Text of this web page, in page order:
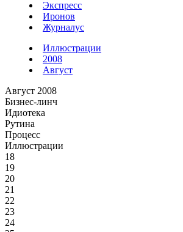
Экспресс
Иронов
Журналус
Иллюстрации
2008
Август
Август 2008
Бизнес-линч
Идиотека
Рутина
Процесс
Иллюстрации
18
19
20
21
22
23
24